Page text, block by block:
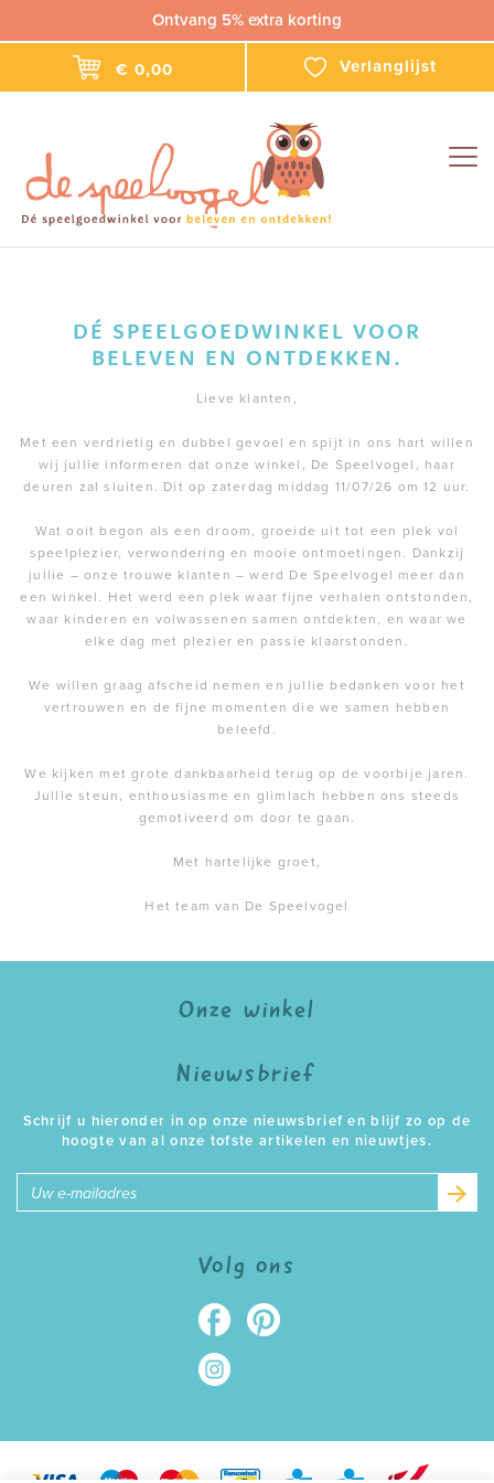
Ontvang 5% extra korting
€ 0,00 Verlanglijst
DÉ SPEELGOEDWINKEL VOOR
BELEVEN EN ONTDEKKEN.
Lieve klanten,
Met een verdrietig en dubbel gevoel en spijt in ons hart willen
wij jullie informeren dat onze winkel, De Speelvogel, haar
deuren zal sluiten. Dit op zaterdag middag 11/07/26 om 12 uur.
Wat ooit begon als een droom, groeide uit tot een plek vol
speelplezier, verwondering en mooie ontmoetingen. Dankzij
jullie – onze trouwe klanten – werd De Speelvogel meer dan
een winkel. Het werd een plek waar fijne verhalen ontstonden,
waar kinderen en volwassenen samen ontdekten, en waar we
elke dag met plezier en passie klaarstonden.
We willen graag afscheid nemen en jullie bedanken voor het
vertrouwen en de fijne momenten die we samen hebben
beleefd.
We kijken met grote dankbaarheid terug op de voorbije jaren.
Jullie steun, enthousiasme en glimlach hebben ons steeds
gemotiveerd om door te gaan.
Met hartelijke groet,
Het team van De Speelvogel
Onze winkel
Nieuwsbrief
Schrijf u hieronder in op onze nieuwsbrief en blijf zo op de
hoogte van al onze tofste artikelen en nieuwtjes.
Volg ons